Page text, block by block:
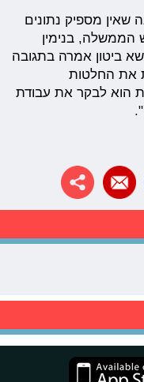
מספיק נתונים
הממשלה, בנימין
ביטון אמרה בתגובה
את החלטות
הוא לבקר את עבודת